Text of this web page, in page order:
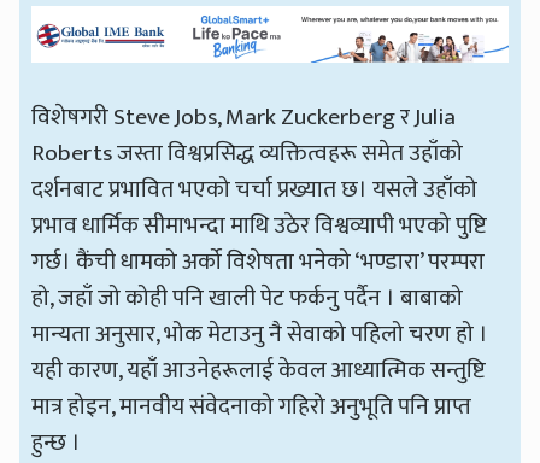
विशेषगरी Steve Jobs, Mark Zuckerberg र Julia
Roberts जस्ता विश्वप्रसिद्ध व्यक्तित्वहरू समेत उहाँको
दर्शनबाट प्रभावित भएको चर्चा प्रख्यात छ। यसले उहाँको
प्रभाव धार्मिक सीमाभन्दा माथि उठेर विश्वव्यापी भएको पुष्टि
गर्छ। कैंची धामको अर्को विशेषता भनेको ‘भण्डारा’ परम्परा
हो, जहाँ जो कोही पनि खाली पेट फर्कनु पर्दैन । बाबाको
मान्यता अनुसार, भोक मेटाउनु नै सेवाको पहिलो चरण हो ।
यही कारण, यहाँ आउनेहरूलाई केवल आध्यात्मिक सन्तुष्टि
मात्र होइन, मानवीय संवेदनाको गहिरो अनुभूति पनि प्राप्त
हुन्छ ।